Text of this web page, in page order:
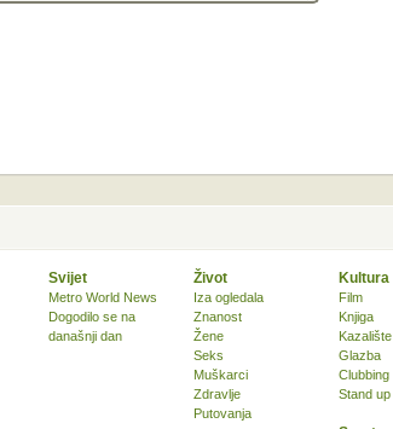
Svijet
Metro World News
Dogodilo se na
današnji dan
Život
Iza ogledala
Znanost
Žene
Seks
Muškarci
Zdravlje
Putovanja
Kultura
Film
Knjiga
Kazalište
Glazba
Clubbing
Stand up